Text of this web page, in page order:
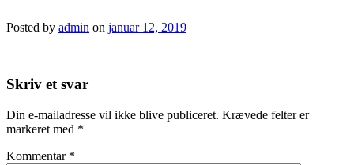
Posted by admin on januar 12, 2019
Skriv et svar
Din e-mailadresse vil ikke blive publiceret. Krævede felter er
markeret med *
Kommentar *